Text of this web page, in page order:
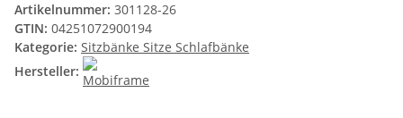
Artikelnummer: 301128-26
GTIN: 04251072900194
Kategorie: Sitzbänke Sitze Schlafbänke
Hersteller: